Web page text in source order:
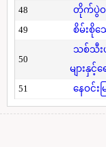
48 တိုက်ပွဲဝ
49
စိမ်းစို
50
သစ်သီး
များနှင့်
51
နေဝင်း